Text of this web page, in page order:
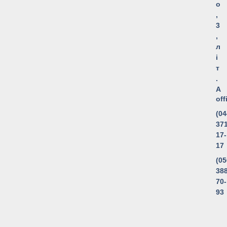
о
,
3
,
л
і
т
.
А
17-
17
70-
93